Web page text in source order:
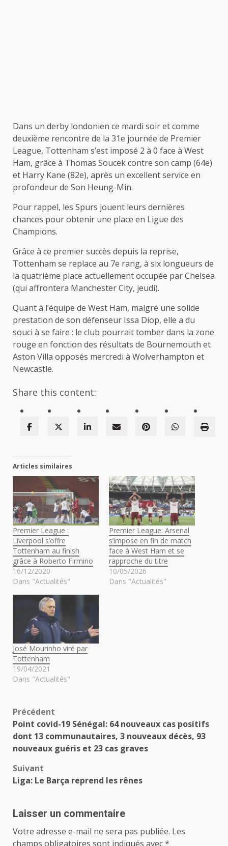
Dans un derby londonien ce mardi soir et comme
deuxième rencontre de la 31e journée de Premier
League, Tottenham s’est imposé 2 à 0 face à West
Ham, grâce à Thomas Soucek contre son camp (64e)
et Harry Kane (82e), après un excellent service en
profondeur de Son Heung-Min.
Pour rappel, les Spurs jouent leurs dernières
chances pour obtenir une place en Ligue des
Champions.
Grâce à ce premier succès depuis la reprise,
Tottenham se replace au 7e rang, à six longueurs de
la quatrième place actuellement occupée par Chelsea
(qui affrontera Manchester City, jeudi).
Quant à l’équipe de West Ham, malgré une solide
prestation de son défenseur Issa Diop, elle a du
souci à se faire : le club pourrait tomber dans la zone
rouge en fonction des résultats de Bournemouth et
Aston Villa opposés mercredi à Wolverhampton et
Newcastle.
Share this content:
Articles similaires
Premier League :
Liverpool s’offre
Tottenham au finish
grâce à Roberto Firmino
16/12/2020
Dans "Actualités"
Premier League: Arsenal
s’impose en fin de match
face à West Ham et se
rapproche du titre
10/05/2026
Dans "Actualités"
José Mourinho viré par
Tottenham
19/04/2021
Dans "Actualités"
Navigation
d’article
Précédent
Point covid-19 Sénégal: 64 nouveaux cas positifs
dont 13 communautaires, 3 nouveaux décès, 93
nouveaux guéris et 23 cas graves
Suivant
Liga: Le Barça reprend les rênes
Laisser un commentaire
Votre adresse e-mail ne sera pas publiée. Les
champs obligatoires sont indiqués avec*